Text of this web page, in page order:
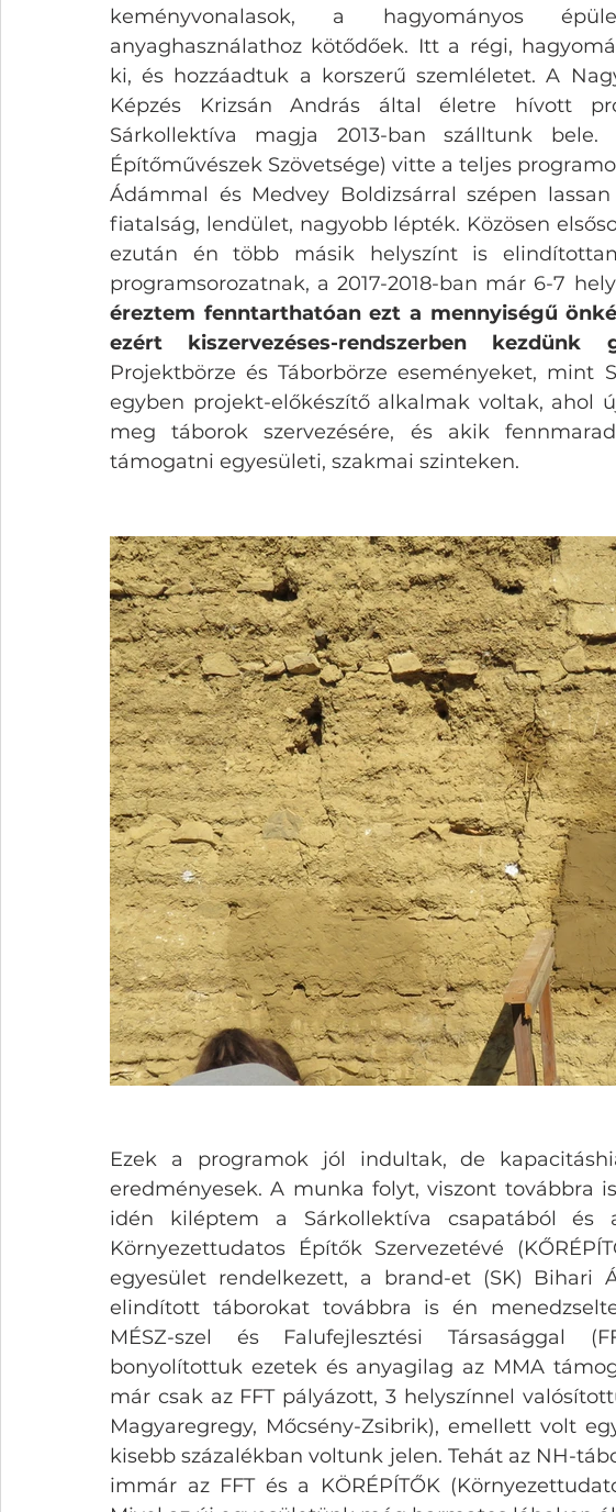
keményvonalasok, a hagyományos
anyaghasználathoz kötődőek. Itt a régi,
ki, és hozzáadtuk a korszerű szemléletet. A
Képzés Krizsán András által életre hívott
Sárkollektíva magja 2013-ban szálltunk
Építőművészek Szövetsége) vitte a teljes
Ádámmal és Medvey Boldizsárral szépen
fiatalság, lendület, nagyobb lépték. Közösen
ezután én több másik helyszínt is
programsorozatnak, a 2017-2018-ban már 6-7
éreztem fenntarthatóan ezt a mennyiségű
ezért kiszervezéses-rendszerben kezdünk
Projektbörze és Táborbörze eseményeket, mint
egyben projekt-előkészítő alkalmak voltak, ahol
meg táborok szervezésére, és akik
támogatni egyesületi, szakmai szinteken.
Ezek a programok jól indultak, de
eredményesek. A munka folyt, viszont továbbra
idén kiléptem a Sárkollektíva csapatából és
Környezettudatos Építők Szervezetévé
egyesület rendelkezett, a brand-et (SK) Bihari
elindított táborokat továbbra is én
MÉSZ-szel és Falufejlesztési Társasággal
bonyolítottuk ezetek és anyagilag az MMA
már csak az FFT pályázott, 3 helyszínnel
Magyaregregy, Mőcsény-Zsibrik), emellett volt
kisebb százalékban voltunk jelen. Tehát az NH-
immár az FFT és a KÖRÉPÍTŐK